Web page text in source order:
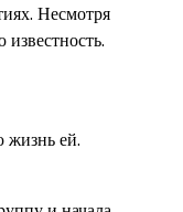
Несмотря
жизнь ей.